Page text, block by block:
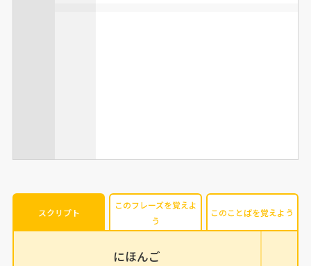
スクリプト
このフレーズを覚えよ
う
このことばを覚えよう
にほんご